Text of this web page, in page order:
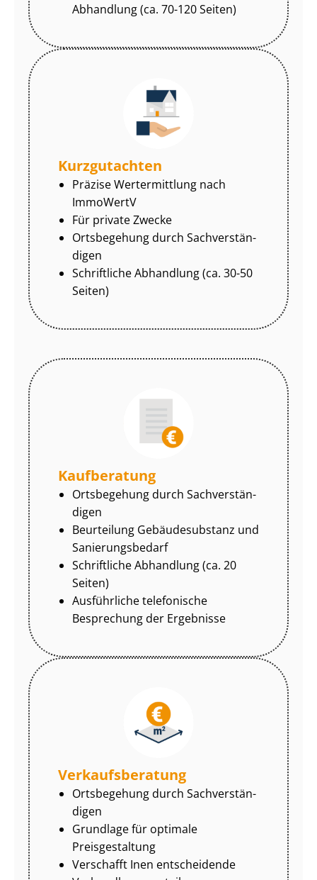
Abhandlung (ca. 70-120 Seiten)
Kurzgutachten
Präzise Wertermittlung nach
ImmoWertV
Für private Zwecke
Ortsbegehung durch Sach­ver­stän­
di­gen
Schriftliche Abhandlung (ca. 30-50
Seiten)
Kaufberatung
Ortsbegehung durch Sach­ver­stän­
di­gen
Beurteilung Gebäudesubstanz und
Sa­nie­rungs­be­darf
Schriftliche Abhandlung (ca. 20
Seiten)
Ausführliche telefonische
Besprechung der Ergebnisse
Ver­kaufs­be­ra­tung
Ortsbegehung durch Sach­ver­stän­
di­gen
Grundlage für optimale
Preisgestaltung
Verschafft Inen entscheidende